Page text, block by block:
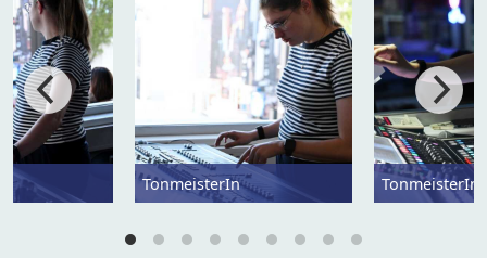
TonmeisterIn TonmeisterIn